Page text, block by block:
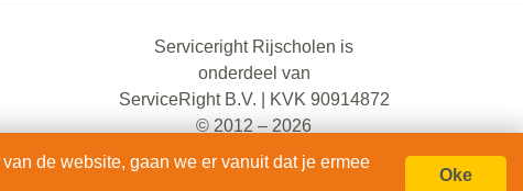
Serviceright Rijscholen is
onderdeel van
ServiceRight B.V. | KVK 90914872
© 2012 – 2026
alle rechten voorbehouden.
de website, gaan we er vanuit dat je ermee
Oke